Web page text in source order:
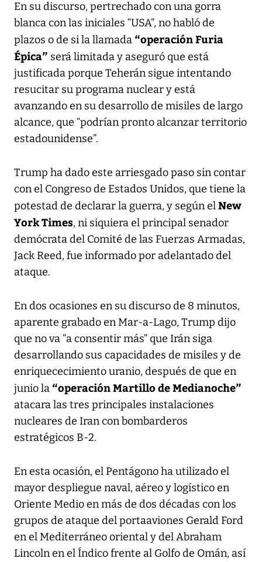
En su discurso, pertrechado con una gorra
blanca con las iniciales “USA”, no habló de
plazos o de si la llamada “operación Furia
Épica” será limitada y aseguró que está
justificada porque Teherán sigue intentando
resucitar su programa nuclear y está
avanzando en su desarrollo de misiles de largo
alcance, que “podrían pronto alcanzar territorio
estadounidense”.
Trump ha dado este arriesgado paso sin contar
con el Congreso de Estados Unidos, que tiene la
potestad de declarar la guerra, y según elNew
York Times, ni siquiera el principal senador
demócrata del Comité de las Fuerzas Armadas,
Jack Reed, fue informado por adelantado del
ataque.
En dos ocasiones en su discurso de 8 minutos,
aparente grabado en Mar-a-Lago, Trump dijo
que no va “a consentir más” que Irán siga
desarrollando sus capacidades de misiles y de
enriquececimiento uranio, después de que en
junio la “operación Martillo de Medianoche”
atacara las tres principales instalaciones
nucleares de Iran con bombarderos
estratégicos B-2.
En esta ocasión, el Pentágono ha utilizado el
mayor despliegue naval, aéreo y logístico en
Oriente Medio en más de dos décadas con los
grupos de ataque del portaaviones Gerald Ford
en el Mediterráneo oriental y del Abraham
Lincoln en el Índico frente al Golfo de Omán, así